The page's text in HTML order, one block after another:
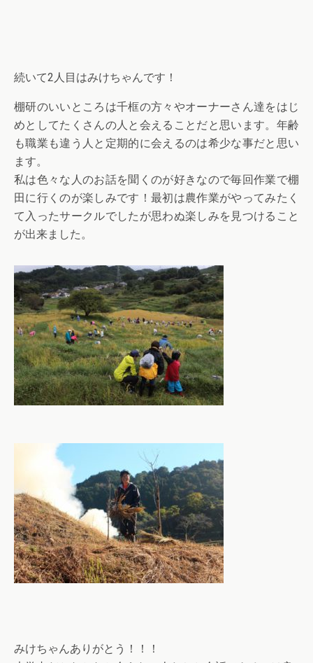
続いて2人目はみけちゃんです！
棚研のいいところは千框の方々やオーナーさん達をはじ
めとしてたくさんの人と会えることだと思います。年齢
も職業も違う人と定期的に会えるのは希少な事だと思い
ます。
私は色々な人のお話を聞くのが好きなので毎回作業で棚
田に行くのが楽しみです！最初は農作業がやってみたく
て入ったサークルでしたが思わぬ楽しみを見つけること
が出来ました。
みけちゃんありがとう！！！